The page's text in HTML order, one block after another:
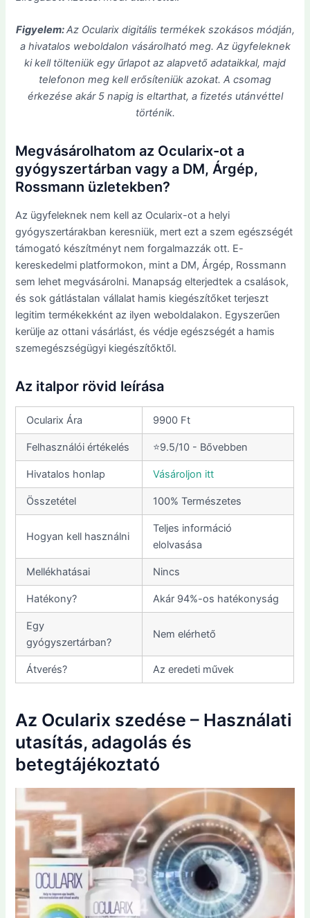
Figyelem:Az Ocularix digitális termékek szokásos módján,
a hivatalos weboldalon vásárolható meg. Az ügyfeleknek
ki kell tölteniük egy űrlapot az alapvető adataikkal, majd
telefonon meg kell erősíteniük azokat. A csomag
érkezése akár 5 napig is eltarthat, a fizetés utánvéttel
történik.
Megvásárolhatom az Ocularix-ot a
gyógyszertárban vagy a DM, Árgép,
Rossmann üzletekben?
Az ügyfeleknek nem kell az Ocularix-ot a helyi
gyógyszertárakban keresniük, mert ezt a szem egészségét
támogató készítményt nem forgalmazzák ott. E-
kereskedelmi platformokon, mint a DM, Árgép, Rossmann
sem lehet megvásárolni. Manapság elterjedtek a csalások,
és sok gátlástalan vállalat hamis kiegészítőket terjeszt
legitim termékekként az ilyen weboldalakon. Egyszerűen
kerülje az ottani vásárlást, és védje egészségét a hamis
szemegészségügyi kiegészítőktől.
Az italpor rövid leírása
Ocularix Ára 9900 Ft
Felhasználói értékelés ⭐9.5/10 - Bővebben
Hivatalos honlap Vásároljon itt
Összetétel 100% Természetes
Hogyan kell használni
Teljes információ
elolvasása
Mellékhatásai Nincs
Hatékony? Akár 94%-os hatékonyság
Egy
gyógyszertárban?
Nem elérhető
Átverés? Az eredeti művek
Az Ocularix szedése – Használati
utasítás, adagolás és
betegtájékoztató